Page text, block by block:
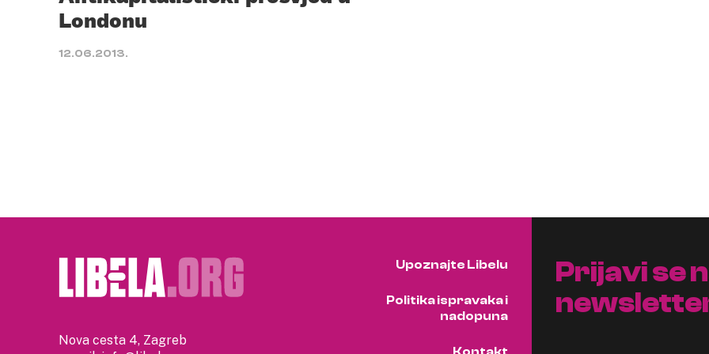
Londonu
12.06.2013.
Nova cesta 4, Zagreb
Upoznajte Libelu
Politika ispravaka i
nadopuna
Prijavi se